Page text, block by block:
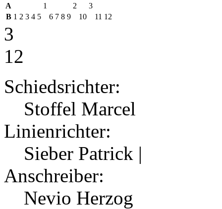
A 1 2
3
B 1 2 3 4 5 6 7 8 9 10 11 12
3
12
Schiedsrichter:
Stoffel Marcel
Linienrichter:
Sieber Patrick |
Anschreiber:
Nevio Herzog